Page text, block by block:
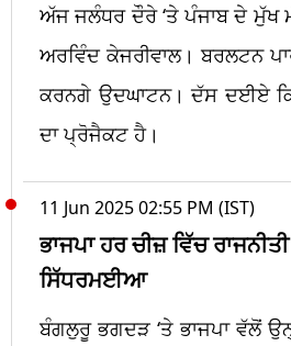
ਅੱਜ ਜਲੰਧਰ ਦੌਰੇ ‘ਤੇ ਪੰਜਾਬ ਦੇ ਮੁੱਖ
ਅਰਵਿੰਦ ਕੇਜਰੀਵਾਲ। ਬਰਲਟਨ
ਕਰਨਗੇ ਉਦਘਾਟਨ। ਦੱਸ ਦਈਏ
ਦਾ ਪ੍ਰੋਜੈਕਟ ਹੈ।
11 Jun 2025 02:55 PM (IST)
ਭਾਜਪਾ ਹਰ ਚੀਜ਼ ਵਿੱਚ
ਸਿੱਧਰਮਈਆ
ਬੰਗਲੁਰੂ ਭਗਦੜ ‘ਤੇ ਭਾਜਪਾ ਵੱਲੋਂ